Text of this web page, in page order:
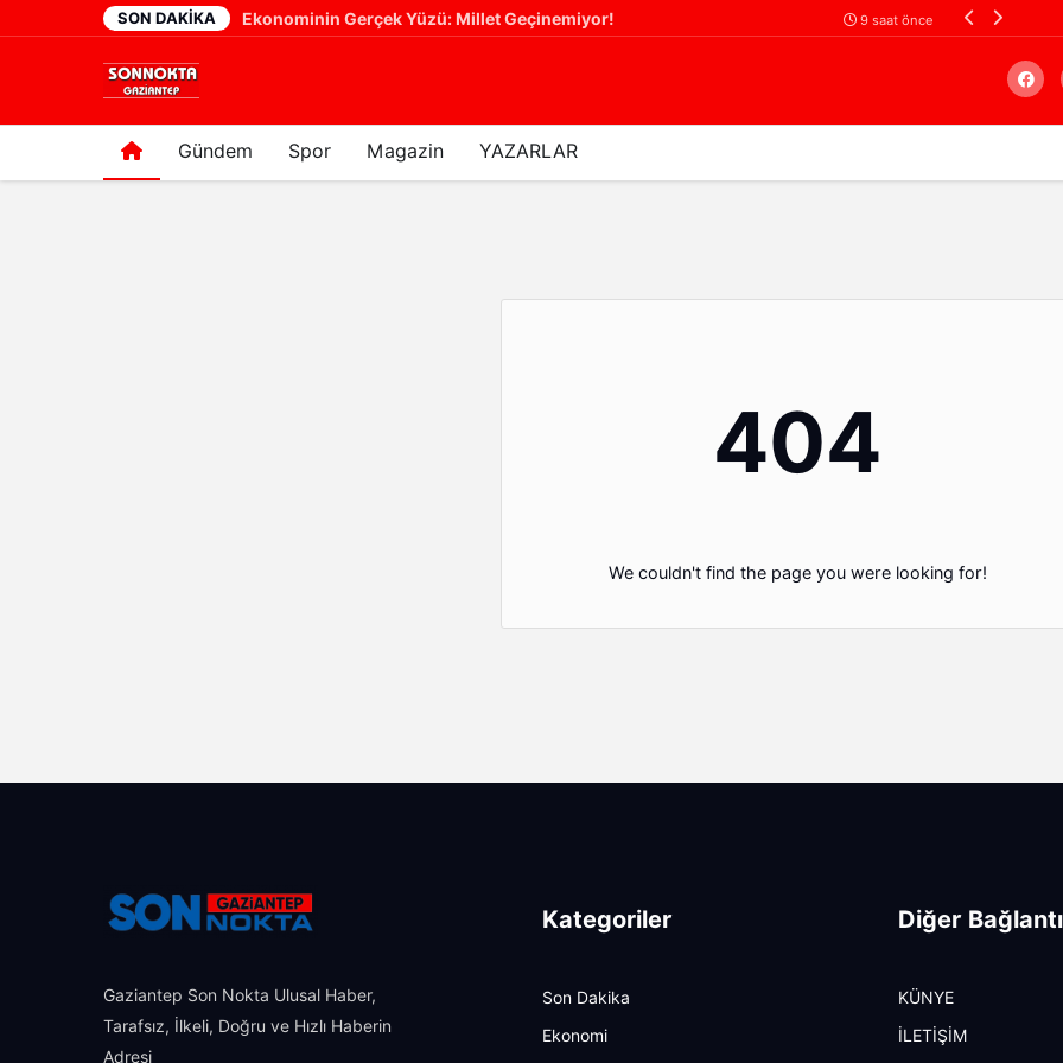
SON DAKIKA
9 saat önce Ekonominin Gerçek Yüzü: Millet Geçinemiyor! 9 saat önce
Gündem Spor Magazin YAZARLAR
404
We couldn't find the page you were looking for!
Gaziantep Son Nokta Ulusal Haber,
Tarafsız, İlkeli, Doğru ve Hızlı Haberin
Adresi
Kategoriler
Son Dakika
Ekonomi
Diğer
KÜNYE
İLETİŞİM